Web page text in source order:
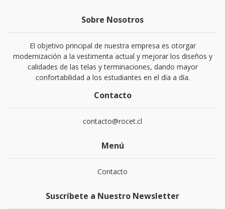
Sobre Nosotros
El objetivo principal de nuestra empresa es otorgar
modernización a la vestimenta actual y mejorar los diseños y
calidades de las telas y terminaciones, dando mayor
confortabilidad a los estudiantes en el día a día.
Contacto
contacto@rocet.cl
Menú
Contacto
Suscríbete a Nuestro Newsletter